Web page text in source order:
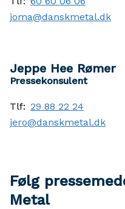
joma@danskmetal.dk
Jeppe Hee Rømer
Pressekonsulent
Tlf: 29 88 22 24
jero@danskmetal.dk
Følg
Metal